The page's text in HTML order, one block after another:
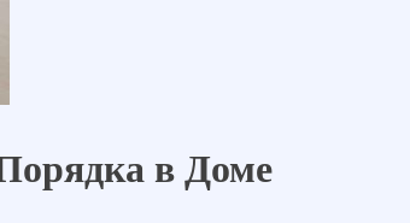
в Доме